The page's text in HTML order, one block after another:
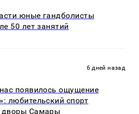
юные гандболисты
50 лет занятий
6 дней назад
появилось ощущение
любительский спорт
дворы Самары